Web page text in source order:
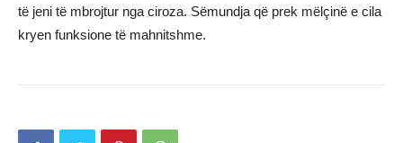
të jeni të mbrojtur nga ciroza. Sëmundja që prek mëlçinë e cila
kryen funksione të mahnitshme.